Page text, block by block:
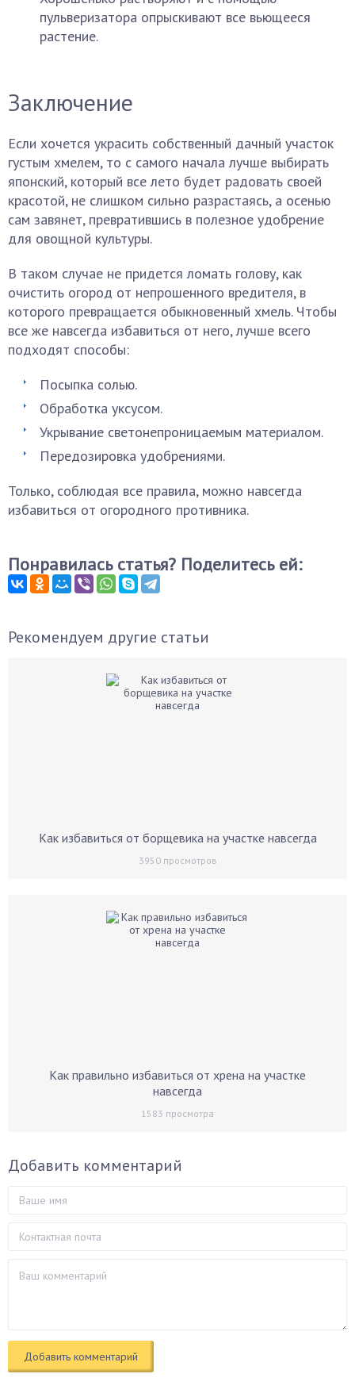
пульверизатора опрыскивают все вьющееся
растение.
Заключение
Если хочется украсить собственный дачный участок
густым хмелем, то с самого начала лучше выбирать
японский, который все лето будет радовать своей
красотой, не слишком сильно разрастаясь, а осенью
сам завянет, превратившись в полезное удобрение
для овощной культуры.
В таком случае не придется ломать голову, как
очистить огород от непрошенного вредителя, в
которого превращается обыкновенный хмель. Чтобы
все же навсегда избавиться от него, лучше всего
подходят способы:
Посыпка солью.
Обработка уксусом.
Укрывание светонепроницаемым материалом.
Передозировка удобрениями.
Только, соблюдая все правила, можно навсегда
избавиться от огородного противника.
Понравилась статья? Поделитесь ей:
Рекомендуем другие статьи
Как избавиться от борщевика на участке навсегда
3950просмотров
Как правильно избавиться от хрена на участке
навсегда
1583 просмотра
Добавить комментарий